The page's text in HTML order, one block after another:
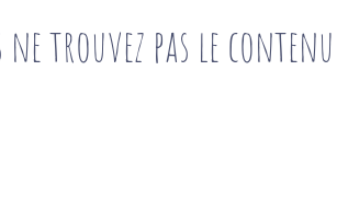
trouvez pas le